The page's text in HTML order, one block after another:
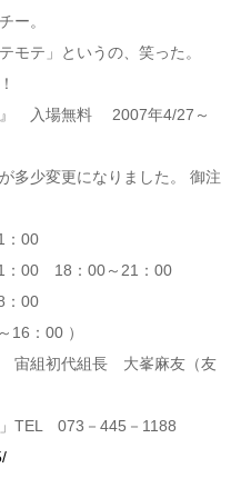
ー。
モテ」というの、笑った。
入場無料 2007年4/27～
多少変更になりました。 御注
：00
18：00～21：00
00
16：00 ）
組初代組長 大峯麻友（友
TEL 073－445－1188